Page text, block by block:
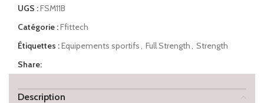
UGS :FSM11B
Catégorie :Ffittech
Étiquettes :Equipements sportifs, Full Strength, Strength
Share:
Description